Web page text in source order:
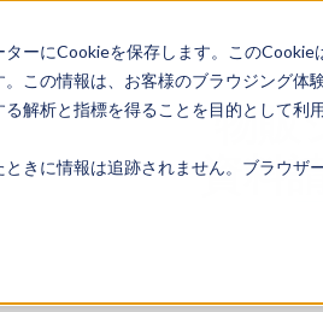
ーにCookieを保存します。この
この情報は、お客様のブラウジング体
解析と指標を得ることを目的として利
きに情報は追跡されません。ブラウ
物販
資料